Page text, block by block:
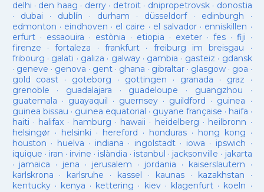
delhi · den haag · derry· detroit· dnipropetrovsk· donostia
· dubai · dublín · durham · düsseldorf· edinburgh ·
edmonton · eindhoven · el caire · el salvador · enniskillen ·
erfurt· essaouira · estònia · etiopia · exeter· fes· fiji ·
firenze ·fortaleza · frankfurt· freiburg im breisgau ·
fribourg · galati · galiza · galway· gambia · gasteiz · gdansk
· geneve · genova · gent· ghana · gibraltar· glasgow· goa ·
gold coast · goteborg · gottingen · granada · graz ·
grenoble · guadalajara · guadeloupe · guangzhou ·
guatemala · guayaquil · guernsey· guildford · guinea ·
guinea bissau · guinea equatorial · guyane française · haifa ·
haiti · halifax · hamburg · hawaii · heidelberg · heilbronn ·
helsingør· helsinki · hereford · honduras· hong kong ·
houston · huelva · indiana · ingolstadt· iowa · ipswich ·
iquique · iran · irvine · islàndia · istanbul · jacksonville · jakarta
· jamaica · jena · jerusalem · jordania · kaiserslautern ·
karlskrona · karlsruhe · kassel · kaunas· kazakhstan ·
kentucky· kenya · kettering · kiev· klagenfurt · koeln ·